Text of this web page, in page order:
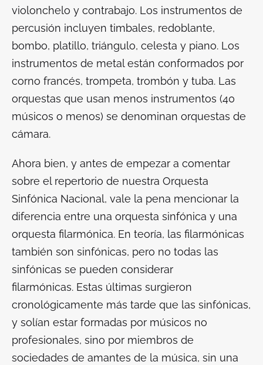
violonchelo y contrabajo. Los instrumentos de
percusión incluyen timbales, redoblante,
bombo, platillo, triángulo, celesta y piano. Los
instrumentos de metal están conformados por
corno francés, trompeta, trombón y tuba. Las
orquestas que usan menos instrumentos (40
músicos o menos) se denominan orquestas de
cámara.
Ahora bien, y antes de empezar a comentar
sobre el repertorio de nuestra Orquesta
Sinfónica Nacional, vale la pena mencionar la
diferencia entre una orquesta sinfónica y una
orquesta filarmónica. En teoría, las filarmónicas
también son sinfónicas, pero no todas las
sinfónicas se pueden considerar
filarmónicas. Estas últimas surgieron
cronológicamente más tarde que las sinfónicas,
y solían estar formadas por músicos no
profesionales, sino por miembros de
sociedades de amantes de la música, sin una